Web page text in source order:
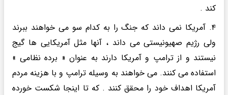
کند .
۴. آمریکا نمی داند که جنگ را به کدام سو می خواهند ببرند
ولی رژیم صهیونیستی می داند ، آنها مثل آمریکایی ها گیج
نیستند و از ترامپ و آمریکا دارند به عنوان « برده نظامی »
استفاده می کنند. می خواهند به وسیله ترامپ و با هزینه مردم
آمریکا اهداف خود را محقق کنند . که تا اینجا شکست خورده